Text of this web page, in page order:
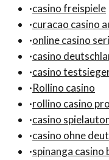
·casino freispiele
·curacao casino
·online casino
·casino
·casino
·Rollino casino
·rollino casino
·casino
·casino ohne
·spinanga casino